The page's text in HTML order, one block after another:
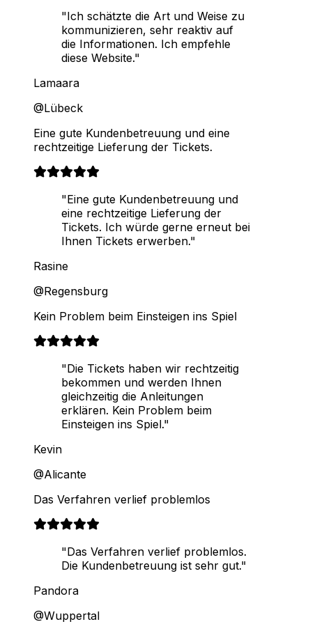
"Ich schätzte die Art und Weise zu
kommunizieren, sehr reaktiv auf
die Informationen. Ich empfehle
diese Website."
Lamaara
@Lübeck
Eine gute Kundenbetreuung und eine
rechtzeitige Lieferung der Tickets.
"Eine gute Kundenbetreuung und
eine rechtzeitige Lieferung der
Tickets. Ich würde gerne erneut bei
Ihnen Tickets erwerben."
Rasine
@Regensburg
Kein Problem beim Einsteigen ins Spiel
"Die Tickets haben wir rechtzeitig
bekommen und werden Ihnen
gleichzeitig die Anleitungen
erklären. Kein Problem beim
Einsteigen ins Spiel."
Kevin
@Alicante
Das Verfahren verlief problemlos
"Das Verfahren verlief problemlos.
Die Kundenbetreuung ist sehr gut."
Pandora
@Wuppertal